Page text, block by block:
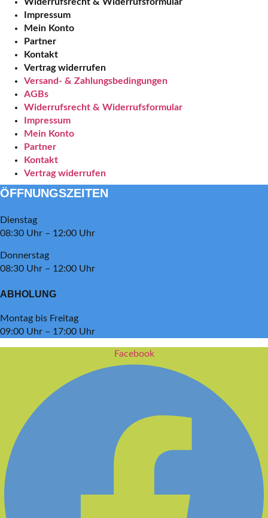
Widerrufsrecht & Widerrufsformular
Impressum
Mein Konto
Partner
Kontakt
Vertrag widerrufen
Versand- & Zahlungsbedingungen
AGBs
Widerrufsrecht & Widerrufsformular
Impressum
Mein Konto
Partner
Kontakt
Vertrag widerrufen
ÖFFNUNGSZEITEN
Dienstag
08:30 Uhr – 12:00 Uhr
Donnerstag
08:30 Uhr – 12:00 Uhr
ABHOLUNG
Montag bis Freitag
09:00 Uhr – 17:00 Uhr
Facebook